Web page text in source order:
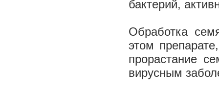
бактерий,
Обработка
этом
прорастание
вирусным